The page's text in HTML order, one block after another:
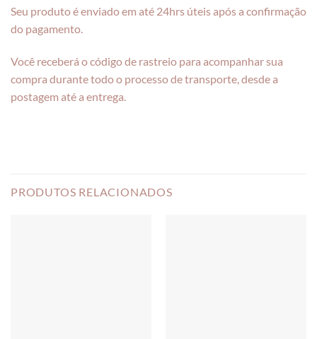
Seu produto é enviado em até 24hrs úteis após a confirmação
do pagamento.
Você receberá o código de rastreio para acompanhar sua
compra durante todo o processo de transporte, desde a
postagem até a entrega.
PRODUTOS RELACIONADOS